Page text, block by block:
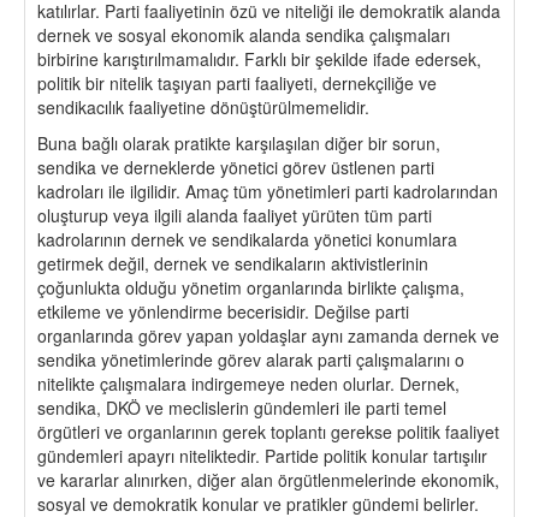
katılırlar. Parti faaliyetinin özü ve niteliği ile demokratik alanda
dernek ve sosyal ekonomik alanda sendika çalışmaları
birbirine karıştırılmamalıdır. Farklı bir şekilde ifade edersek,
politik bir nitelik taşıyan parti faaliyeti, dernekçiliğe ve
sendikacılık faaliyetine dönüştürülmemelidir.
Buna bağlı olarak pratikte karşılaşılan diğer bir sorun,
sendika ve derneklerde yönetici görev üstlenen parti
kadroları ile ilgilidir. Amaç tüm yönetimleri parti kadrolarından
oluşturup veya ilgili alanda faaliyet yürüten tüm parti
kadrolarının dernek ve sendikalarda yönetici konumlara
getirmek değil, dernek ve sendikaların aktivistlerinin
çoğunlukta olduğu yönetim organlarında birlikte çalışma,
etkileme ve yönlendirme becerisidir. Değilse parti
organlarında görev yapan yoldaşlar aynı zamanda dernek ve
sendika yönetimlerinde görev alarak parti çalışmalarını o
nitelikte çalışmalara indirgemeye neden olurlar. Dernek,
sendika, DKÖ ve meclislerin gündemleri ile parti temel
örgütleri ve organlarının gerek toplantı gerekse politik faaliyet
gündemleri apayrı niteliktedir. Partide politik konular tartışılır
ve kararlar alınırken, diğer alan örgütlenmelerinde ekonomik,
sosyal ve demokratik konular ve pratikler gündemi belirler.